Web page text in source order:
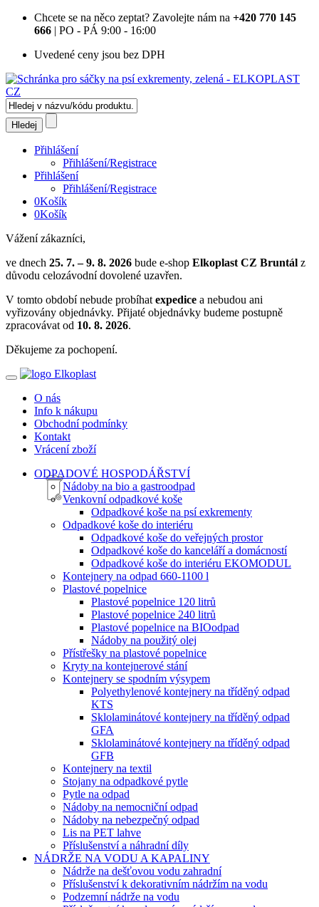
Chcete se na něco zeptat? Zavolejte nám na +420 770 145
666 | PO - PÁ 9:00 - 16:00
Uvedené ceny jsou bez DPH
Přihlášení
Přihlášení/Registrace
Přihlášení
Přihlášení/Registrace
0Košík
0Košík
Vážení zákazníci,
ve dnech 25. 7. – 9. 8. 2026 bude e-shop Elkoplast CZ Bruntál z
důvodu celozávodní dovolené uzavřen.
V tomto období nebude probíhat expedice a nebudou ani
vyřizovány objednávky. Přijaté objednávky budeme postupně
zpracovávat od 10. 8. 2026.
Děkujeme za pochopení.
O nás
Info k nákupu
Obchodní podmínky
Kontakt
Vrácení zboží
ODPADOVÉ HOSPODÁŘSTVÍ
Nádoby na bio a gastroodpad
Venkovní odpadkové koše
Odpadkové koše na psí exkrementy
Odpadkové koše do interiéru
Odpadkové koše do veřejných prostor
Odpadkové koše do kanceláří a domácností
Odpadkové koše do interiéru EKOMODUL
Kontejnery na odpad 660-1100 l
Plastové popelnice
Plastové popelnice 120 litrů
Plastové popelnice 240 litrů
Plastové popelnice na BIOodpad
Nádoby na použitý olej
Přístřešky na plastové popelnice
Kryty na kontejnerové stání
Kontejnery se spodním výsypem
Polyethylenové kontejnery na tříděný odpad
KTS
Sklolaminátové kontejnery na tříděný odpad
GFA
Sklolaminátové kontejnery na tříděný odpad
GFB
Kontejnery na textil
Stojany na odpadkové pytle
Pytle na odpad
Nádoby na nemocniční odpad
Nádoby na nebezpečný odpad
Lis na PET lahve
Příslušenství a náhradní díly
NÁDRŽE NA VODU A KAPALINY
Nádrže na dešťovou vodu zahradní
Příslušenství k dekorativním nádržím na vodu
Podzemní nádrže na vodu